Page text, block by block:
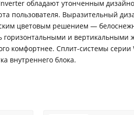
Inverter обладают утонченным
пользователя. Выразительный
цветовым решением —
горизонтальными и вертикальными
комфортнее. Сплит-системы серии
внутреннего блока.